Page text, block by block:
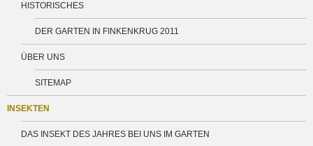
HISTORISCHES
DER GARTEN IN FINKENKRUG 2011
ÜBER UNS
SITEMAP
INSEKTEN
DAS INSEKT DES JAHRES BEI UNS IM GARTEN